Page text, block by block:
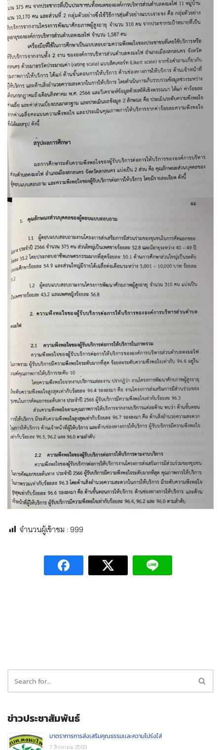
จำนวนผู้เข้าชม : 999
ข่าวประชาสัมพันธ์
มาตราการการส่งเสริมคุณธรรมเเละความโปร่งใส่
7 สิงหาคม 2569